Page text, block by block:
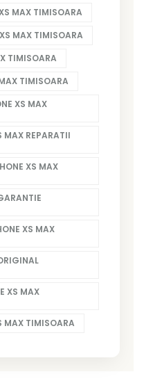
MAX TIMISOARA
MAX TIMISOARA
TIMISOARA
TIMISOARA
XS MAX
MAX REPARATII
XS MAX
XS MAX
XS MAX
MAX TIMISOARA